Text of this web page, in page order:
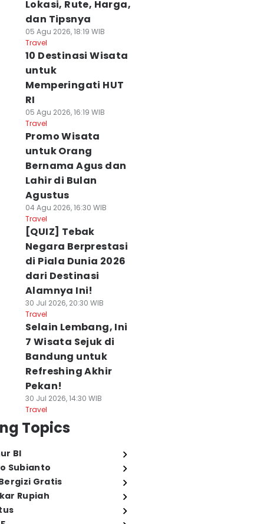
Lokasi, Rute, Harga,
dan Tipsnya
05 Agu 2026, 18:19 WIB
Travel
10 Destinasi Wisata
untuk
Memperingati HUT
RI
05 Agu 2026, 16:19 WIB
Travel
Promo Wisata
untuk Orang
Bernama Agus dan
Lahir di Bulan
Agustus
04 Agu 2026, 16:30 WIB
Travel
[QUIZ] Tebak
Negara Berprestasi
di Piala Dunia 2026
dari Destinasi
Alamnya Ini!
30 Jul 2026, 20:30 WIB
Travel
Selain Lembang, Ini
7 Wisata Sejuk di
Bandung untuk
Refreshing Akhir
Pekan!
30 Jul 2026, 14:30 WIB
Travel
Topics
BI
Subianto
Gratis
Rupiah